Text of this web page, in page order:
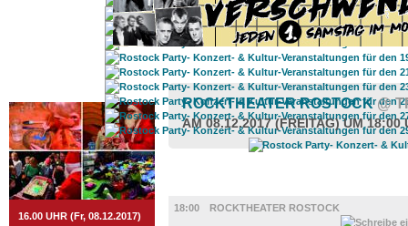
ROSTOCK TAGESTIPP
16.00 UHR (Fr, 08.12.2017)
ROCKTHEATER ROSTOCK@
AM 08.12.2017 (FREITAG) UM 18:00
18:00
ROCKTHEATER ROSTOCK